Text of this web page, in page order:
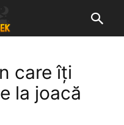
care îți
la joacă